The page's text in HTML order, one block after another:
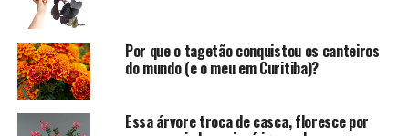
Por que o tagetão conquistou os canteiros
do mundo (e o meu em Curitiba)?
Essa árvore troca de casca, floresce por